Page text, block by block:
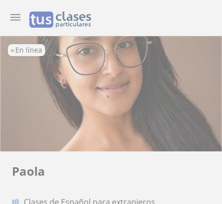
En línea
Paola